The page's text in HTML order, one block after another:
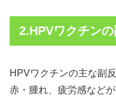
2.HPVワクチン
HPVワクチンの主な副
赤・腫れ、疲労感などが